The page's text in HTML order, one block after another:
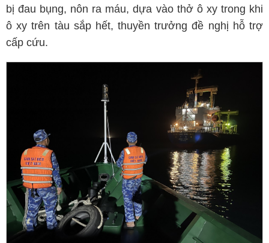
bị đau bụng, nôn ra máu, dựa vào thở ô xy trong khi
ô xy trên tàu sắp hết, thuyền trưởng đề nghị hỗ trợ
cấp cứu.